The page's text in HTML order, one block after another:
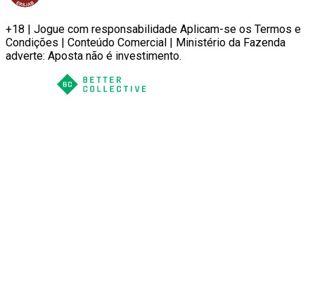
+18 | Jogue com responsabilidade Aplicam-se os Termos e
Condições | Conteúdo Comercial | Ministério da Fazenda
adverte: Aposta não é investimento.